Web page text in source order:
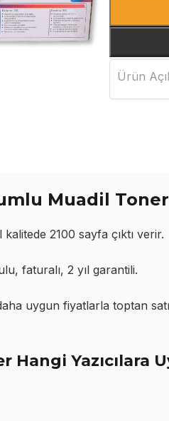
Ürün
Muadil
2100 sayfa çıktı verir.
faturalı, 2 yıl garantili.
uygun fiyatlarla toptan
Hangi Yazıcılara